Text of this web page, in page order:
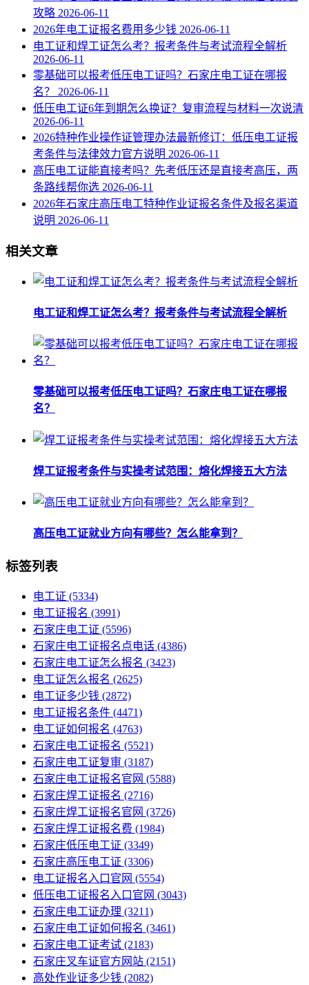
攻略 2026-06-11
2026年电工证报名费用多少钱 2026-06-11
电工证和焊工证怎么考？报考条件与考试流程全解析
2026-06-11
零基础可以报考低压电工证吗？石家庄电工证在哪报
名？ 2026-06-11
低压电工证6年到期怎么换证？复审流程与材料一次说清
2026-06-11
2026特种作业操作证管理办法最新修订：低压电工证报
考条件与法律效力官方说明 2026-06-11
高压电工证能直接考吗？先考低压还是直接考高压，两
条路线帮你选 2026-06-11
2026年石家庄高压电工特种作业证报名条件及报名渠道
说明 2026-06-11
相关文章
电工证和焊工证怎么考？报考条件与考试流程全解析
零基础可以报考低压电工证吗？石家庄电工证在哪报
名？
焊工证报考条件与实操考试范围：熔化焊接五大方法
高压电工证就业方向有哪些？怎么能拿到？
标签列表
电工证 (5334)
电工证报名 (3991)
石家庄电工证 (5596)
石家庄电工证报名点电话 (4386)
石家庄电工证怎么报名 (3423)
电工证怎么报名 (2625)
电工证多少钱 (2872)
电工证报名条件 (4471)
电工证如何报名 (4763)
石家庄电工证报名 (5521)
石家庄电工证复审 (3187)
石家庄电工证报名官网 (5588)
石家庄焊工证报名 (2716)
石家庄焊工证报名官网 (3726)
石家庄焊工证报名费 (1984)
石家庄低压电工证 (3349)
石家庄高压电工证 (3306)
电工证报名入口官网 (5554)
低压电工证报名入口官网 (3043)
石家庄电工证办理 (3211)
石家庄电工证如何报名 (3461)
石家庄电工证考试 (2183)
石家庄叉车证官方网站 (2151)
高处作业证多少钱 (2082)